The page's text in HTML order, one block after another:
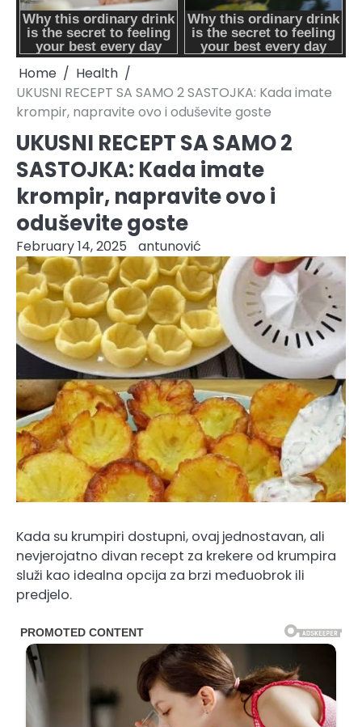
Home
Health
UKUSNI RECEPT SA SAMO 2 SASTOJKA: Kada imate
krompir, napravite ovo i oduševite goste
UKUSNI RECEPT SA SAMO 2
SASTOJKA: Kada imate
krompir, napravite ovo i
oduševite goste
February 14, 2025 antunović
Kada su krumpiri dostupni, ovaj jednostavan, ali
nevjerojatno divan recept za krekere od krumpira
služi kao idealna opcija za brzi međuobrok ili
predjelo.